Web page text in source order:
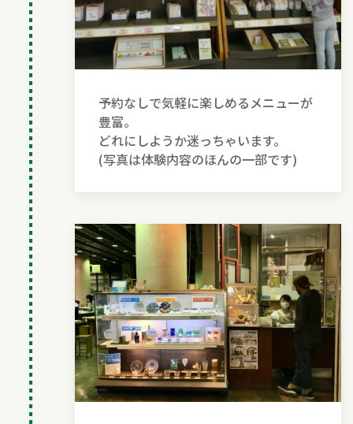
予約なしで気軽に楽しめるメニューが
豊富。
どれにしようか迷っちゃいます。
(写真は体験内容のほんの一部です)